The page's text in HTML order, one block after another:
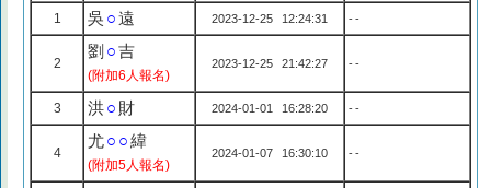
1 吳 ○遠 2023-12-25 12:24:31 --
2
劉 ○吉
(附加6人報名)
2023-12-25 21:42:27 --
3 洪○ 財 2024-01-01 16:28:20 --
4
尤○○緯
(附加5人報名)
2024-01-07 16:30:10 --